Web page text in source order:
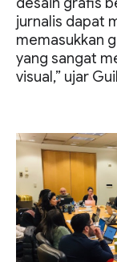
jurnalis dapat
memasukkan
yang sangat
visual,” ujar